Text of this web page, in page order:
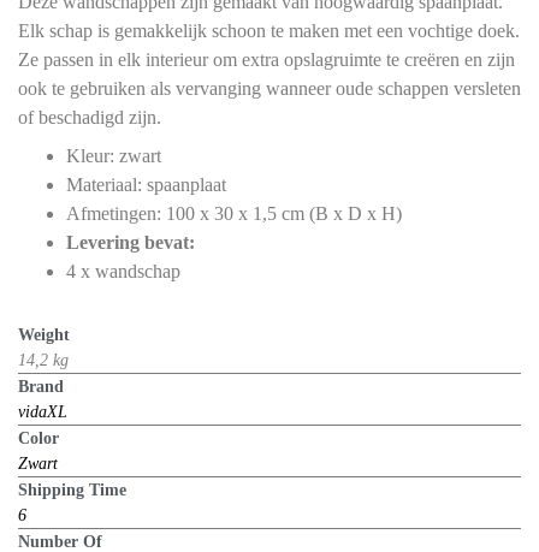
Elk schap is gemakkelijk schoon te maken met een vochtige doek.
Ze passen in elk interieur om extra opslagruimte te creëren en zijn
ook te gebruiken als vervanging wanneer oude schappen versleten
of beschadigd zijn.
Kleur: zwart
Materiaal: spaanplaat
Afmetingen: 100 x 30 x 1,5 cm (B x D x H)
Levering bevat:
4 x wandschap
Weight
14,2 kg
Brand
vidaXL
Color
Zwart
Shipping Time
6
Number Of